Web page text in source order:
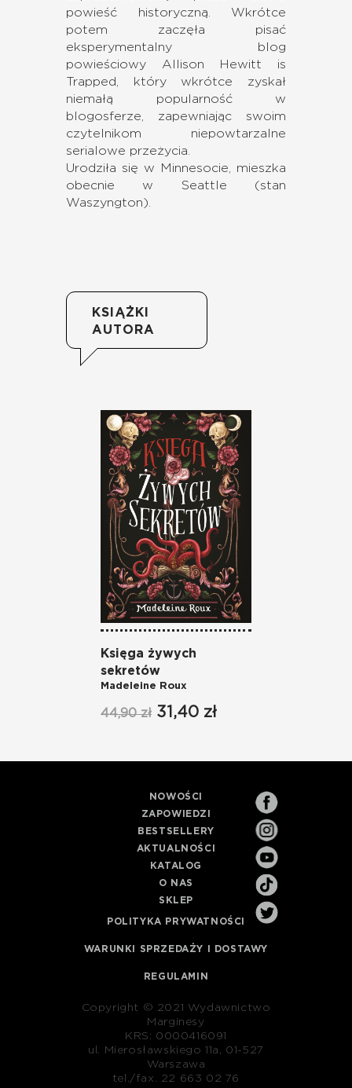
powieść historyczną. Wkrótce
potem zaczęła pisać
eksperymentalny blog
powieściowy Allison Hewitt is
Trapped, który wkrótce zyskał
niemałą popularność w
blogosferze, zapewniając swoim
czytelnikom niepowtarzalne
serialowe przeżycia.
Urodziła się w Minnesocie, mieszka
obecnie w Seattle (stan
Waszyngton).
KSIĄŻKI
AUTORA
Księga żywych
sekretów
Madeleine Roux
44,90 zł 31,40 zł
NOWOŚCI
ZAPOWIEDZI
BESTSELLERY
AKTUALNOŚCI
KATALOG
O NAS
SKLEP
POLITYKA PRYWATNOŚCI
WARUNKI SPRZEDAŻY I DOSTAWY
REGULAMIN
Copyright © 2021 Wydawnictwo
Marginesy
KRS: 0000416091
ul. Mierosławskiego 11a, 01-527
Warszawa
tel./fax. 22 663 02 76